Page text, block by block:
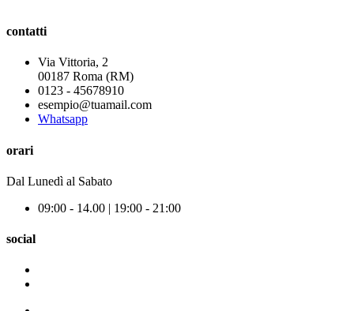
contatti
Via Vittoria, 2
00187 Roma (RM)
0123 - 45678910
esempio@tuamail.com
Whatsapp
orari
Dal Lunedì al Sabato
09:00 - 14.00 | 19:00 - 21:00
social